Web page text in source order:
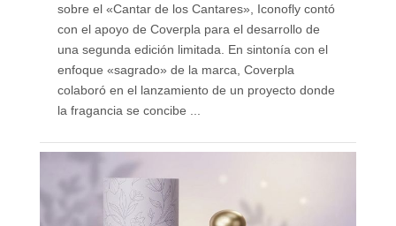
sobre el «Cantar de los Cantares», Iconofly contó
con el apoyo de Coverpla para el desarrollo de
una segunda edición limitada. En sintonía con el
enfoque «sagrado» de la marca, Coverpla
colaboró ​​en el lanzamiento de un proyecto donde
la fragancia se concibe ...